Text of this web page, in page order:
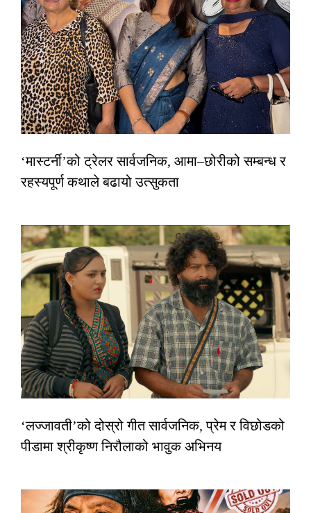
‘मास्टर्नी’को ट्रेलर सार्वजनिक, आमा–छोरीको सम्बन्ध र
रहस्यपूर्ण कथाले बढायो उत्सुकता
‘लज्जावती’को दोस्रो गीत सार्वजनिक, प्रेम र विछोडको
पीडामा श्रीकृष्ण निरौलाको भावुक अभिनय